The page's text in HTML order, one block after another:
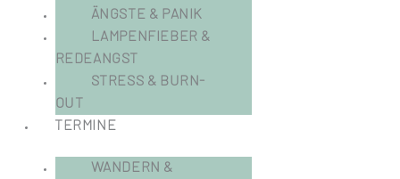
ÄNGSTE & PANIK
LAMPENFIEBER &
REDEANGST
STRESS & BURN-
OUT
TERMINE
WANDERN &